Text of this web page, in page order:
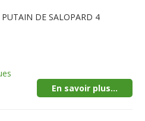
DE SALOPARD 4
En savoir plus...